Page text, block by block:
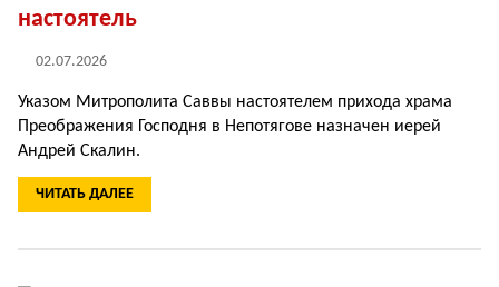
настоятель
02.07.2026
Указом Митрополита Саввы настоятелем прихода храма
Преображения Господня в Непотягове назначен иерей
Андрей Скалин.
ЧИТАТЬ ДАЛЕЕ